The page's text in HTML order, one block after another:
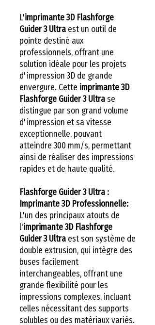
L'imprimante 3D Flashforge
Guider 3 Ultra est un outil de
pointe destiné aux
professionnels, offrant une
solution idéale pour les projets
d'impression 3D de grande
envergure. Cette imprimante 3D
Flashforge Guider 3 Ultrase
distingue par son grand volume
d'impression et sa vitesse
exceptionnelle, pouvant
atteindre 300 mm/s, permettant
ainsi de réaliser des impressions
rapides et de haute qualité.
Flashforge Guider 3 Ultra :
Imprimante 3D Professionnelle:
L'un des principaux atouts de
l'imprimante 3D Flashforge
Guider 3 Ultra est son système de
double extrusion, qui intègre des
buses facilement
interchangeables, offrant une
grande flexibilité pour les
impressions complexes, incluant
celles nécessitant des supports
solubles ou des matériaux variés.